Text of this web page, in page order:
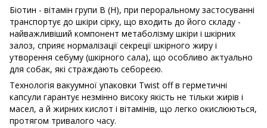
Біотин - вітамін групи В (Н), при пероральному застосуванні
транспортує до шкіри сірку, що входить до його складу -
найважливіший компонент метаболізму шкіри і шкірних
залоз, сприяє нормалізації секреції шкірного жиру і
утворення себуму (шкірного сала), що особливо актуально
для собак, які страждають себореєю.
Технологія вакуумної упаковки Twist off в герметичні
капсули гарантує незмінно високу якість не тільки жирів і
масел, а й жирних кислот і вітамінів, що легко окислюються,
протягом тривалого часу.